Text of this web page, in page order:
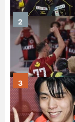
2
3